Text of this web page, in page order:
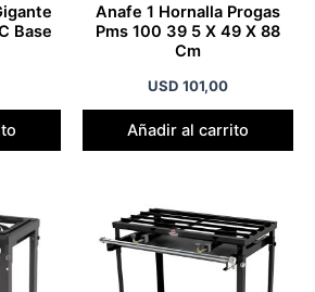
Base
Anafe 1 Hornalla Progas
Pms 100 39 5 X 49 X 88
Cm
USD 101,00
Añadir al carrito